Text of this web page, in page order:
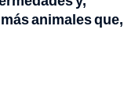
animales que,